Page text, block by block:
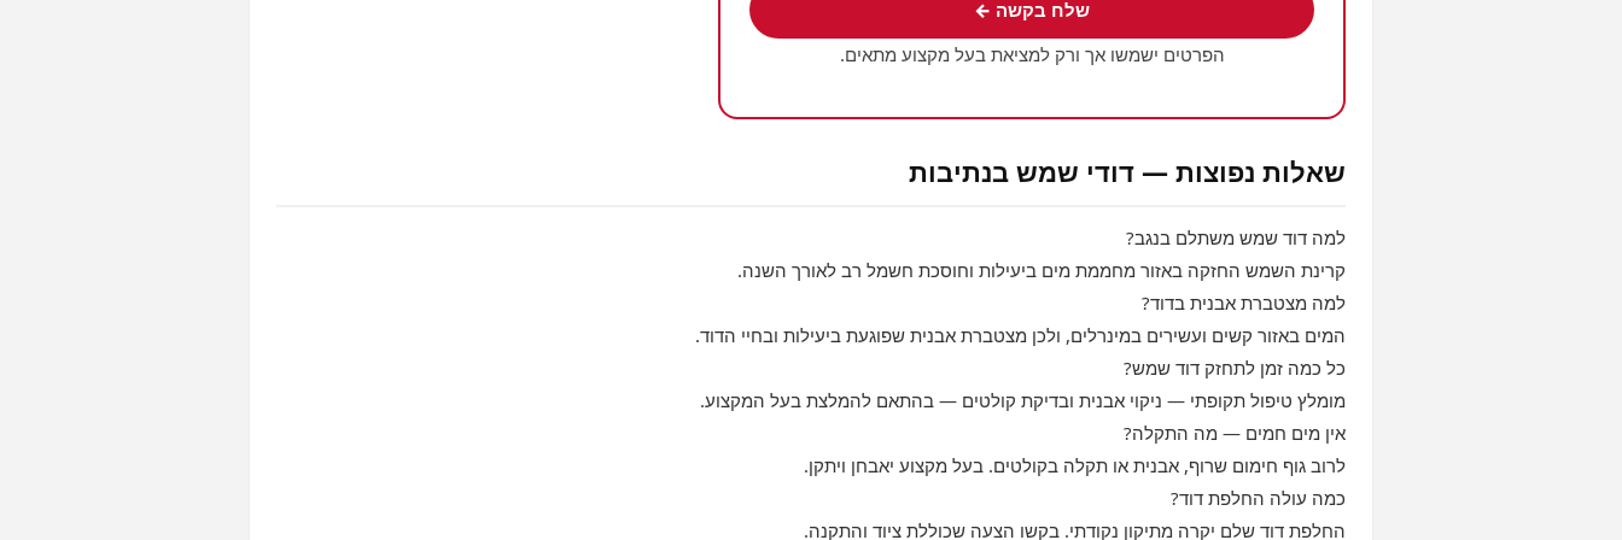
שלח בקשה ←
הפרטים ישמשו אך ורק למציאת בעל מקצוע מתאים.
שאלות נפוצות — דודי שמש בנתיבות
למה דוד שמש משתלם בנגב?
קרינת השמש החזקה באזור מחממת מים ביעילות וחוסכת חשמל רב לאורך השנה.
למה מצטברת אבנית בדוד?
המים באזור קשים ועשירים במינרלים, ולכן מצטברת אבנית שפוגעת ביעילות ובחיי הדוד.
כל כמה זמן לתחזק דוד שמש?
מומלץ טיפול תקופתי — ניקוי אבנית ובדיקת קולטים — בהתאם להמלצת בעל המקצוע.
אין מים חמים — מה התקלה?
לרוב גוף חימום שרוף, אבנית או תקלה בקולטים. בעל מקצוע יאבחן ויתקן.
כמה עולה החלפת דוד?
החלפת דוד שלם יקרה מתיקון נקודתי. בקשו הצעה שכוללת ציוד והתקנה.